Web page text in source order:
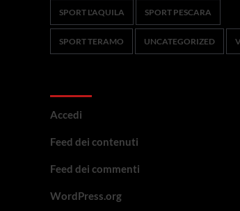
SPORT L'AQUILA SPORT PESCARA
SPORT TERAMO UNCATEGORIZED
Accedi
Feed dei contenuti
Feed dei commenti
WordPress.org